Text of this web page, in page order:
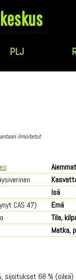
PLJ
ilmoitetut
Isä
CAS 47) Emä
Tila,
Matka,
sijoitukset 68 % (sileä)